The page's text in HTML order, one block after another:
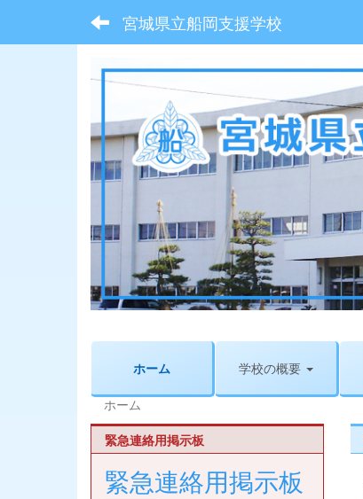
宮城県立船岡支援学校
ホーム 学校の概要
ホーム
緊急連絡用掲示板
緊急連絡用掲示板